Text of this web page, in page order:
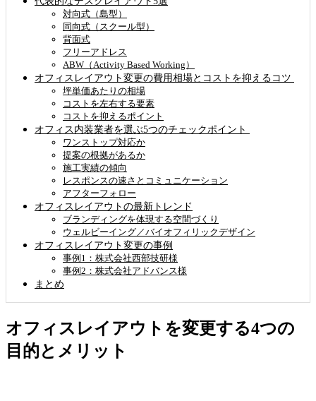
対向式（島型）
同向式（スクール型）
背面式
フリーアドレス
ABW（Activity Based Working）
オフィスレイアウト変更の費用相場とコストを抑えるコツ
坪単価あたりの相場
コストを左右する要素
コストを抑えるポイント
オフィス内装業者を選ぶ5つのチェックポイント
ワンストップ対応か
提案の根拠があるか
施工実績の傾向
レスポンスの速さとコミュニケーション
アフターフォロー
オフィスレイアウトの最新トレンド
ブランディングを体現する空間づくり
ウェルビーイング／バイオフィリックデザイン
オフィスレイアウト変更の事例
事例1：株式会社西部技研様
事例2：株式会社アドバンス様
まとめ
オフィスレイアウトを変更する4つの
目的とメリット